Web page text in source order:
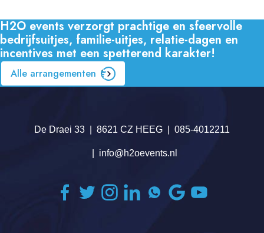
H2O events verzorgt prachtige en sfeervolle
bedrijfsuitjes, familie-uitjes, relatie-dagen en
incentives met een spetterend karakter!
Alle arrangementen
De Draei 33 8621 CZ HEEG 085-4012211
info@h2oevents.nl